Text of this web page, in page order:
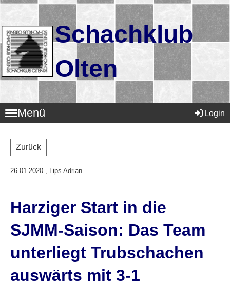
Schachklub
Olten
Menü Login
Zurück
26.01.2020 , Lips Adrian
Harziger Start in die
SJMM-Saison: Das Team
unterliegt Trubschachen
auswärts mit 3-1